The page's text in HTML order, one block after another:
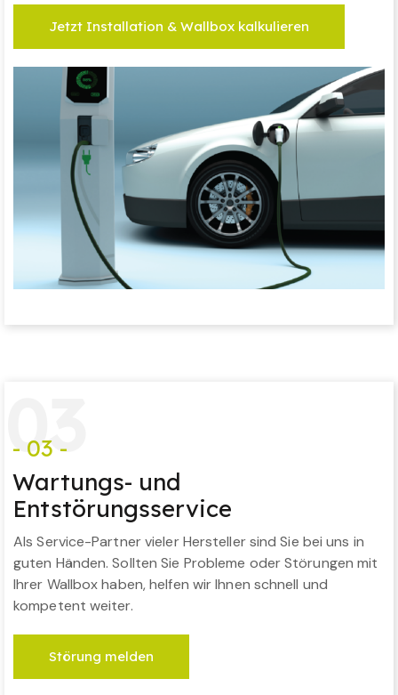
Jetzt Installation & Wallbox kalkulieren
03
- 03 -
Wartungs- und
Entstörungsservice
Als Service-Partner vieler Hersteller sind Sie bei uns in
guten Händen. Sollten Sie Probleme oder Störungen mit
Ihrer Wallbox haben, helfen wir Ihnen schnell und
kompetent weiter.
Störung melden